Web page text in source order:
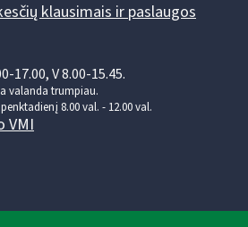
klausimais ir paslaugos
17.00, V 8.00-15.45.
valanda trumpiau.
8.00 val. - 12.00 val.
VMI